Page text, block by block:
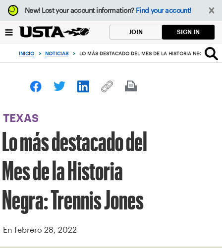
Enfoque
desde
botón
volver
principio
New!Lost your account information? Find your account!
JOIN SIGN IN
INICIO > NOTICIAS > LO MÁS DESTACADO DEL MES DE LA HISTORIA NEGRA:
TEXAS
Lo más destacado del
Mes de la Historia
Negra: Trennis Jones
En febrero 28, 2022